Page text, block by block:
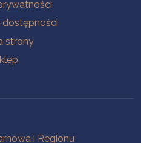
dostępności
strony
i Regionu